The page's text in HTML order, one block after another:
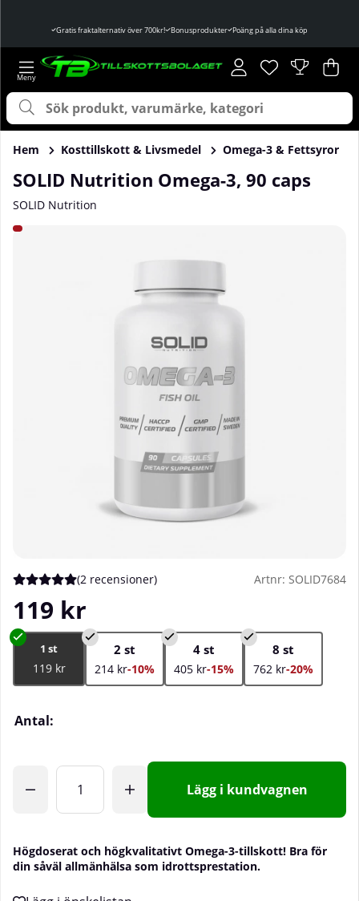
Gratis fraktalternativ över 700kr! Bonusprodukter Poäng på alla dina köp
Önskelista
Antal i
. .
Hem Kosttillskott & Livsmedel Omega-3 & Fettsyror
SOLID Nutrition Omega-3, 90 caps
SOLID Nutrition
Produktbilder SOLID Nutrition Omega-3, 90 caps
Medelbetyg 5 av 5 Antal betyg 2
(2 recensioner) Artnr: SOLID7684
119 kr
1 st
119 kr
2 st
214 kr-10%
4 st
405 kr-15%
8 st
762 kr-20%
Antal:
Lägg i kundvagnen
Högdoserat och högkvalitativt Omega-3-tillskott! Bra för
din såväl allmänhälsa som idrottsprestation.